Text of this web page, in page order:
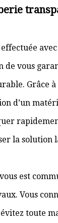
de vous
Grâce
d’un
la solution
est
Vous
toute